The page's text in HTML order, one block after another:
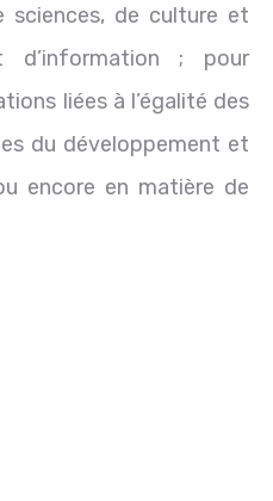
sciences, de culture et
d’information ; pour
liées à l’égalité des
du développement et
encore en matière de